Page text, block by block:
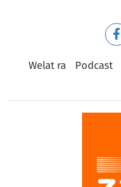
Welat ra Podcast